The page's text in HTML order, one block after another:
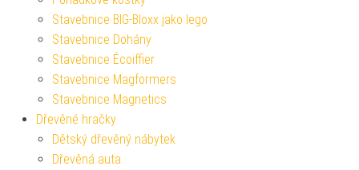
Stavebnice BIG-Bloxx jako lego
Stavebnice Dohány
Stavebnice Écoiffier
Stavebnice Magformers
Stavebnice Magnetics
Dřevěné hračky
Dětský dřevěný nábytek
Dřevěná auta